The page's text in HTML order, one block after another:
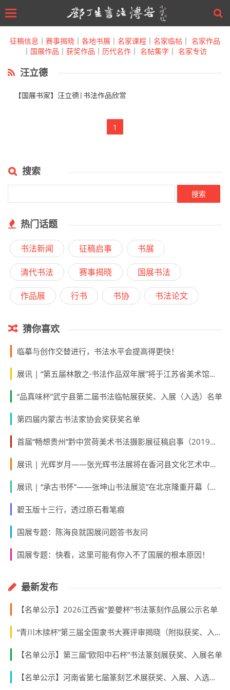
to
Toggle
征稿信息 ｜ 赛事揭晓 ｜ 各地书展 ｜ 名家课程 ｜ 名家临帖 ｜ 名家作品
｜ 国展作品 ｜ 获奖作品 ｜ 历代名作 ｜ 名帖集字 ｜ 名家专访
汪立德
【国展书家】汪立德|书法作品欣赏
1
搜索
热门话题
书法新闻 征稿启事 书展
清代书法 赛事揭晓 国展书法
作品展 行书 书协 书法论文
猜你喜欢
临摹与创作交替进行，书法水平会提高得更快！
展讯 | “第五届林散之·书法作品双年展”将于江苏省美术馆展出（展览时间2018.12.26—2019.1.5）
“品真味杯”武宁县第二届书法临帖展获奖、入展（入选）名单
第四届内蒙古书法家协会奖获奖名单
首届“畅想贵州”黔中赏荷美术书法摄影展征稿启事（2019年05月31日截稿）
展讯 | 光辉岁月——张光辉书法展将在香河县文化艺术中心开幕（附作品大图）
展讯 | “承古书怀”——张坤山书法展览”在北京隆重开幕（附作品大图）
碧玉版十三行，透过原石看笔痕
国展专题：陈海良就国展问题答书友问
国展专题：快看，这里可能有你入不了国展的根本原因！
最新发布
【名单公示】2026江西省“姜夔杯”书法篆刻作品展公示名单
“青川木牍杯”第三届全国隶书大赛评审揭晓（附拟获奖、入展作者名单）
【名单公示】第三届“欧阳中石杯”书法篆刻展获奖、入展名单
【名单公示】河南省第七届篆刻艺术展获奖、入展、入选名单公示